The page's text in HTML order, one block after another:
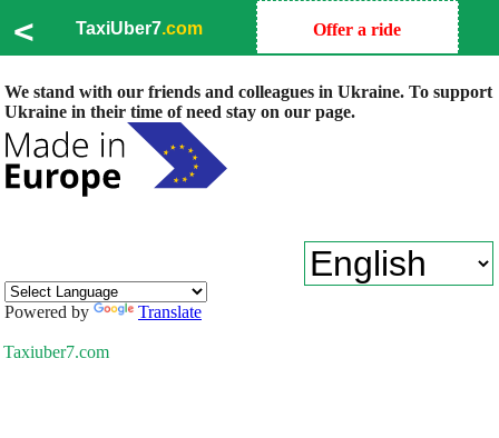
< TaxiUber7.com Offer a ride
We stand with our friends and colleagues in Ukraine. To support
Ukraine in their time of need stay on our page.
Powered by Translate
Taxiuber7.com